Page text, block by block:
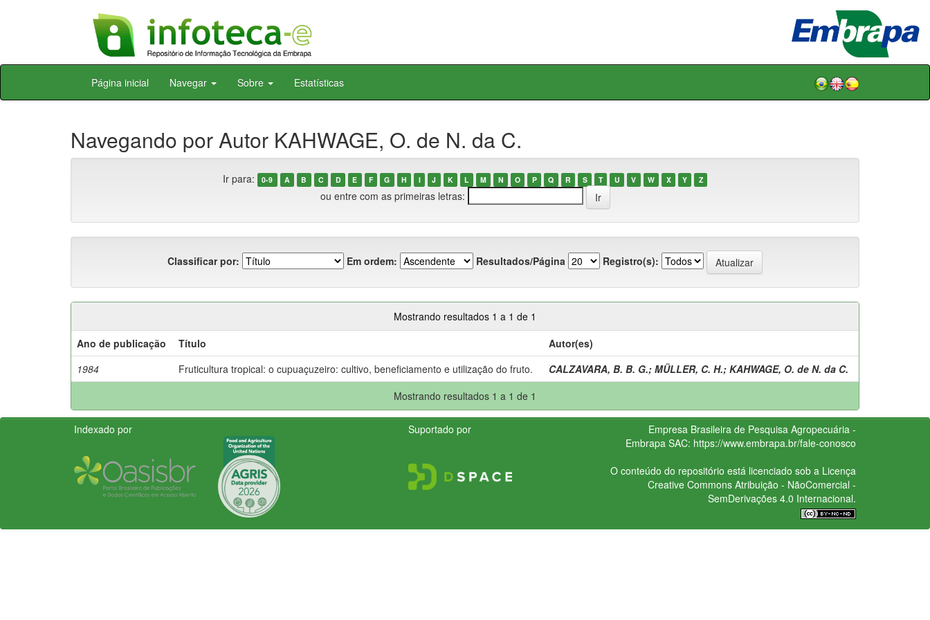
Skip
Página inicial Navegar Sobre Estatísticas
Navegando por Autor KAHWAGE, O. de N. da C.
Ir para: 0-9 A B C D E F G H I J K L M N O P Q R S T U V W X Y Z
ou entre com as primeiras letras:
Classificar por: Em ordem: Resultados/Página Registro(s):
Mostrando resultados 1 a 1 de 1
Ano de publicação
Título
Autor(es)
1984
Fruticultura tropical: o cupuaçuzeiro: cultivo, beneficiamento e utilização do fruto. CALZAVARA, B. B. G.; MÜLLER, C. H.; KAHWAGE, O. de N. da C.
Mostrando resultados 1 a 1 de 1
Indexado por Suportado por
Empresa Brasileira de Pesquisa Agropecuária -
Embrapa SAC: https://www.embrapa.br/fale-conosco
O conteúdo do repositório está licenciado sob a Licença
Creative CommonsAtribuição - NãoComercial -
SemDerivações 4.0 Internacional.